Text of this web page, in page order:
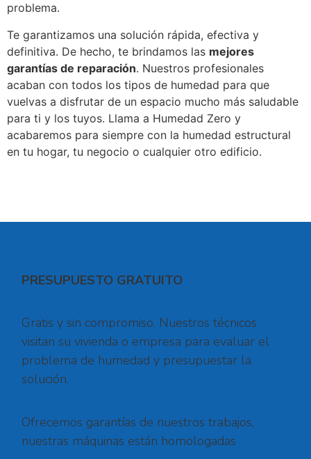
problema.
Te garantizamos una solución rápida, efectiva y
definitiva. De hecho, te brindamos las mejores
garantías de reparación. Nuestros profesionales
acaban con todos los tipos de humedad para que
vuelvas a disfrutar de un espacio mucho más saludable
para ti y los tuyos. Llama a Humedad Zero y
acabaremos para siempre con la humedad estructural
en tu hogar, tu negocio o cualquier otro edificio.
PRESUPUESTO GRATUITO
Gratis y sin compromiso. Nuestros técnicos
visitan su vivienda o empresa para evaluar el
problema de humedad y presupuestar la
solución.
Ofrecemos garantías de nuestros trabajos,
nuestras máquinas están homologadas